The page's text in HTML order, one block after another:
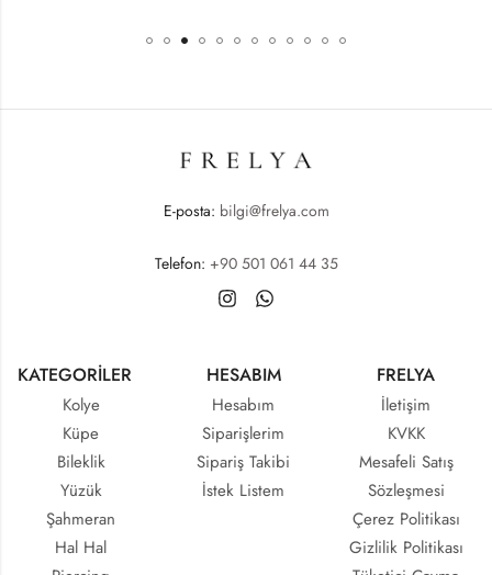
E-posta: bilgi@frelya.com
Telefon: +90 501 061 44 35
KATEGORİLER
Kolye
Küpe
Bileklik
Yüzük
Şahmeran
Hal Hal
HESABIM
Hesabım
Siparişlerim
Sipariş Takibi
İstek Listem
FRELYA
İletişim
KVKK
Mesafeli Satış
Sözleşmesi
Çerez Politikası
Gizlilik Politikası